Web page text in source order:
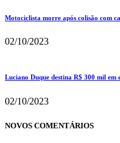
Motociclista morre após colisão com
02/10/2023
Luciano Duque destina R$ 300 mil em
02/10/2023
NOVOS COMENTÁRIOS